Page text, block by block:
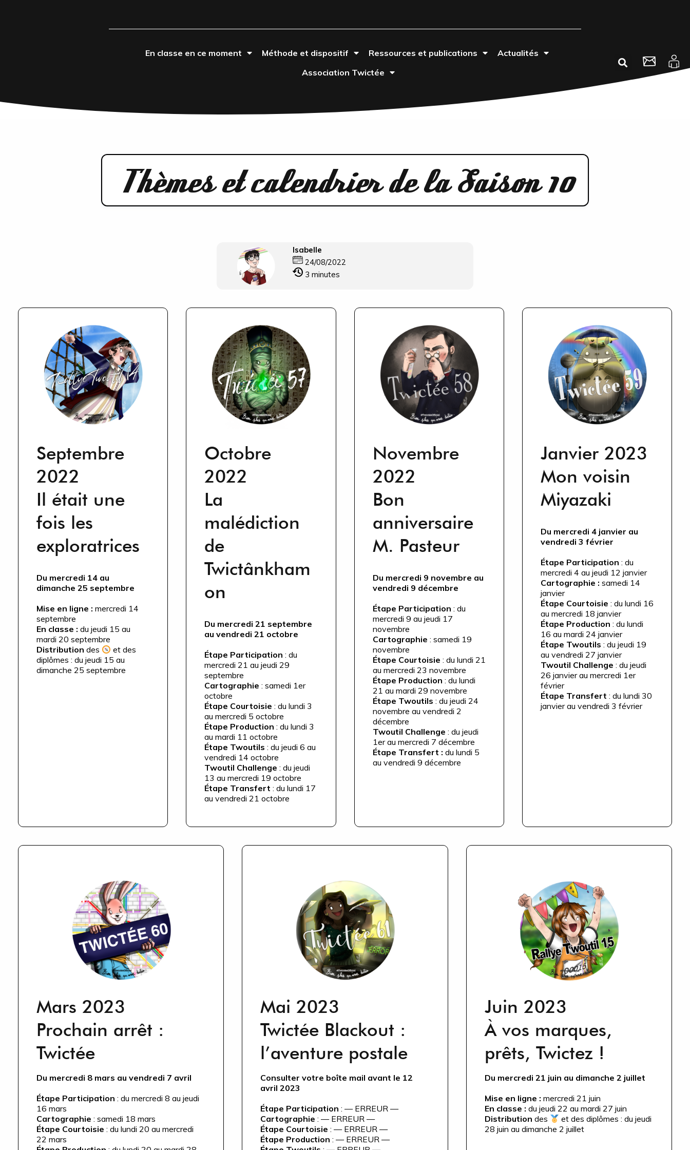
En classe en ce moment Méthode et dispositif Ressources et publications
Actualités
Association Twictée
Thèmes et calendrier de la Saison 10
Isabelle
24/08/2022
3 minutes
Septembre
2022
Il était une
fois les
exploratrices
Du mercredi 14 au
dimanche 25 septembre
Mise en ligne : mercredi 14
septembre
En classe : du jeudi 15 au
mardi 20 septembre
Distribution des
et des
diplômes : du jeudi 15 au
dimanche 25 septembre
Octobre
2022
La
malédiction
de
Twictânkham
on
Du mercredi 21 septembre
au vendredi 21 octobre
Étape Participation : du
mercredi 21 au jeudi 29
septembre
Cartographie : samedi 1er
octobre
Étape Courtoisie : du lundi 3
au mercredi 5 octobre
Étape Production : du lundi 3
au mardi 11 octobre
Étape Twoutils : du jeudi 6 au
vendredi 14 octobre
Twoutil Challenge : du jeudi
13 au mercredi 19 octobre
Étape Transfert : du lundi 17
au vendredi 21 octobre
Novembre
2022
Bon
anniversaire
M. Pasteur
Du mercredi 9 novembre au
vendredi 9 décembre
Étape Participation : du
mercredi 9 au jeudi 17
novembre
Cartographie : samedi 19
novembre
Étape Courtoisie : du lundi 21
au mercredi 23 novembre
Étape Production : du lundi
21 au mardi 29 novembre
Étape Twoutils : du jeudi 24
novembre au vendredi 2
décembre
Twoutil Challenge : du jeudi
1er au mercredi 7 décembre
Étape Transfert : du lundi 5
au vendredi 9 décembre
Janvier 2023
Mon voisin
Miyazaki
Du mercredi 4 janvier au
vendredi 3 février
Étape Participation : du
mercredi 4 au jeudi 12 janvier
Cartographie : samedi 14
janvier
Étape Courtoisie : du lundi 16
au mercredi 18 janvier
Étape Production : du lundi
16 au mardi 24 janvier
Étape Twoutils : du jeudi 19
au vendredi 27 janvier
Twoutil Challenge : du jeudi
26 janvier au mercredi 1er
février
Étape Transfert : du lundi 30
janvier au vendredi 3 février
Mars 2023
Prochain arrêt :
Twictée
Du mercredi 8 mars au vendredi 7 avril
Étape Participation : du mercredi 8 au jeudi
16 mars
Cartographie : samedi 18 mars
Étape Courtoisie : du lundi 20 au mercredi
22 mars
Mai 2023
Twictée Blackout :
l’aventure postale
Consulter votre boîte mail avant le 12
avril 2023
Étape Participation : — ERREUR —
Cartographie : — ERREUR —
Étape Courtoisie : — ERREUR —
Étape Production : — ERREUR —
Juin 2023
À vos marques,
prêts, Twictez !
Du mercredi 21 juin au dimanche 2 juillet
Mise en ligne : mercredi 21 juin
En classe : du jeudi 22 au mardi 27 juin
Distribution des
et des diplômes : du jeudi
28 juin au dimanche 2 juillet